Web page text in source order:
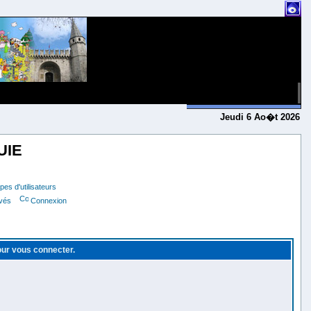
Jeudi 6 Ao�t 2026
d'utilisateurs
Connexion
vous connecter.